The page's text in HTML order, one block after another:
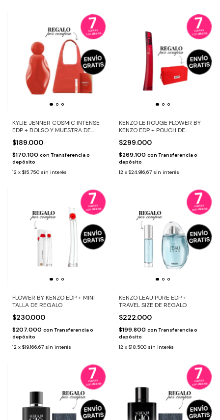
KYLIE JENNER COSMIC INTENSE
EDP + BOLSO Y MUESTRA DE
$189.000
$170.100 con Transferencia o
depósito
12 x $15.750 sin interés
KENZO LE ROUGE FLOWER BY
KENZO EDP + POUCH DE
$299.000
$269.100 con Transferencia o
depósito
12 x $24.916,67 sin interés
FLOWER BY KENZO EDP + MINI
TALLA DE REGALO
$230.000
$207.000 con Transferencia o
depósito
12 x $19.166,67 sin interés
KENZO LEAU PURE EDP +
TRAVEL SIZE DE REGALO
$222.000
$199.800 con Transferencia o
depósito
12 x $18.500 sin interés